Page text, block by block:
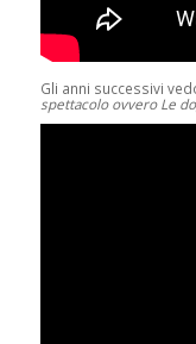
Gli anni successivi
spettacolo ovvero Le